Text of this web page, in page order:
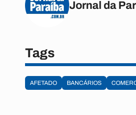
Jornal da
Tags
AFETADO BANCÁRIOS